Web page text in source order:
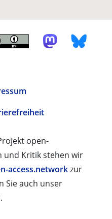
open-
und Kritik stehen wir
access.networkzur
Sie auch unser